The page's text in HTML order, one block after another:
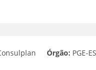
Órgão: PGE-ES